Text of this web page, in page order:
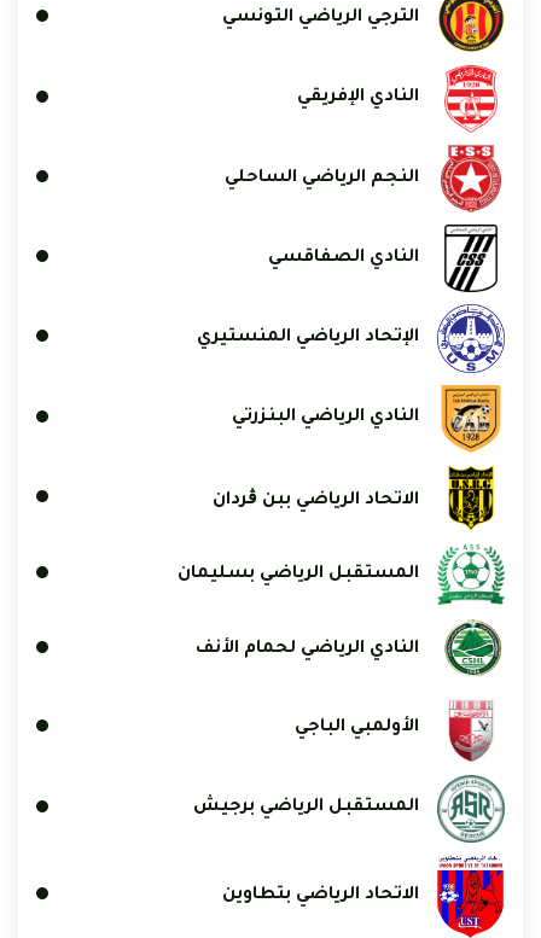
الترجي الرياضي التونسي
النادي الإفريقي
النجم الرياضي الساحلي
النادي الصفاقسي
الإتحاد الرياضي المنستيري
النادي الرياضي البنزرتي
الاتحاد الرياضي ببن ڨردان
المستقبل الرياضي بسليمان
النادي الرياضي لحمام الأنف
الأولمبي الباجي
المستقبل الرياضي برجيش
الاتحاد الرياضي بتطاوين